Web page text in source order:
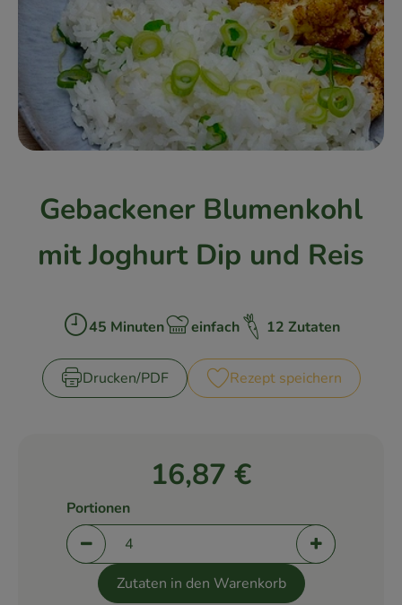
Kühlschrank
Brotkorb
Vorratskammer
Getränke
Firmenkunden
Über uns
Aktuelles
Blog
Gebackener Blumenkohl
mit Joghurt Dip und Reis
Zubreitungszeit:
45 MinutenSchwierigkeit:
einfach 12 Zutaten
Drucken​/​PDF Rezept speichern
16,87 €
Portionen verringern (aktuell 4 Portionen
Portionen
Portionen
Zutaten in den Warenkorb